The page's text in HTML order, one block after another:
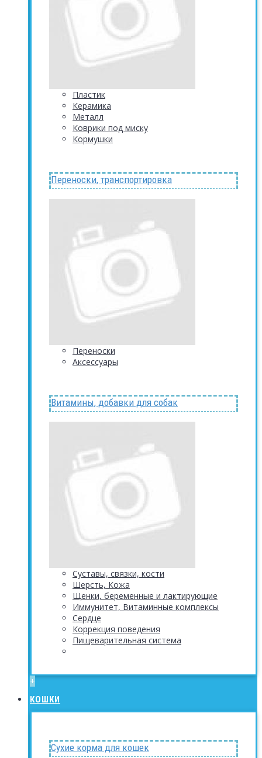
Пластик
Керамика
Металл
Коврики под миску
Кормушки
Переноски, транспортировка
Переноски
Аксессуары
Витамины, добавки для собак
Суставы, связки, кости
Шерсть, Кожа
Щенки, беременные и лактирующие
Иммунитет, Витаминные комплексы
Сердце
Коррекция поведения
Пищеварительная система
+
КОШКИ
Сухие корма для кошек